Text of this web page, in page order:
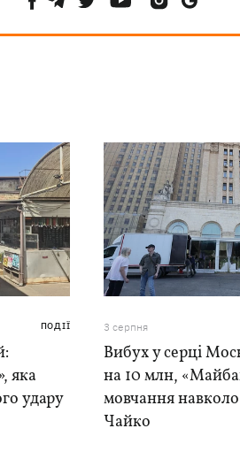
ПОДІЇ
яка
удару
3 серпня
Вибух у серці
на 10 млн,
мовчання
Чайко